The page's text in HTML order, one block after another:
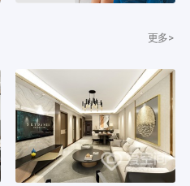
更多>